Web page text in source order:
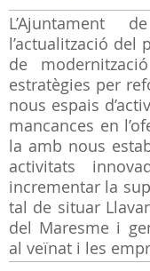
L’Ajuntament
l’actualització del
de
estratègies per
nous espais
mancances en
la amb nous
activitats
incrementar la
tal de situar
del Maresme i
al veïnat i les